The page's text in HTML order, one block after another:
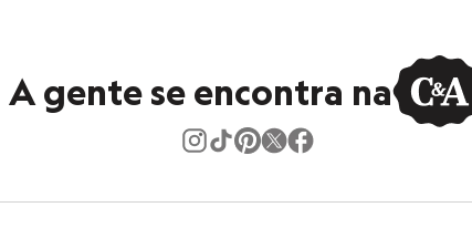
A gente se encontra na